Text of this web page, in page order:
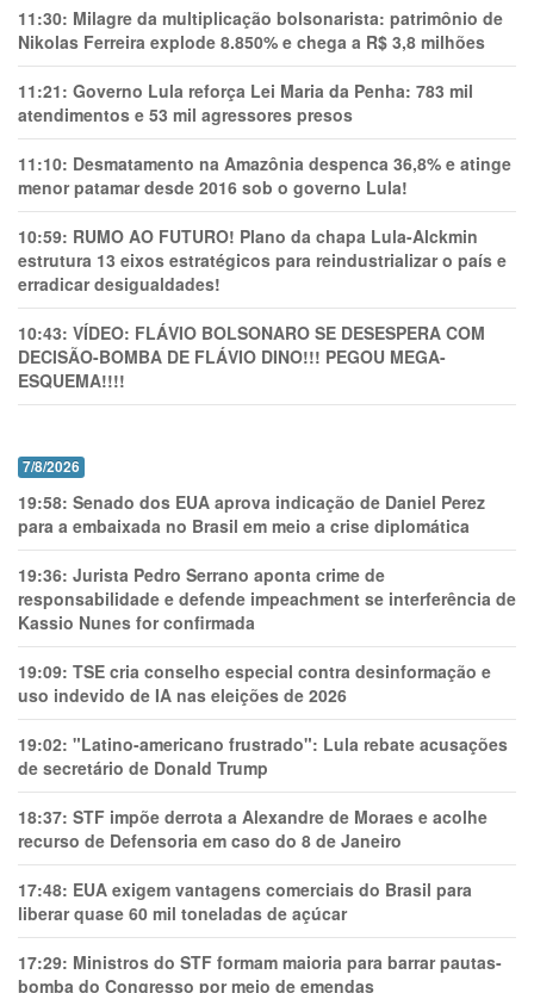
11:30: Milagre da multiplicação bolsonarista: patrimônio de
Nikolas Ferreira explode 8.850% e chega a R$ 3,8 milhões
11:21: Governo Lula reforça Lei Maria da Penha: 783 mil
atendimentos e 53 mil agressores presos
11:10: Desmatamento na Amazônia despenca 36,8% e atinge
menor patamar desde 2016 sob o governo Lula!
10:59: RUMO AO FUTURO! Plano da chapa Lula-Alckmin
estrutura 13 eixos estratégicos para reindustrializar o país e
erradicar desigualdades!
10:43: VÍDEO: FLÁVIO BOLSONARO SE DESESPERA COM
DECISÃO-BOMBA DE FLÁVIO DINO!!! PEGOU MEGA-
ESQUEMA!!!!
7/8/2026
19:58: Senado dos EUA aprova indicação de Daniel Perez
para a embaixada no Brasil em meio a crise diplomática
19:36: Jurista Pedro Serrano aponta crime de
responsabilidade e defende impeachment se interferência de
Kassio Nunes for confirmada
19:09: TSE cria conselho especial contra desinformação e
uso indevido de IA nas eleições de 2026
19:02: "Latino-americano frustrado": Lula rebate acusações
de secretário de Donald Trump
18:37: STF impõe derrota a Alexandre de Moraes e acolhe
recurso de Defensoria em caso do 8 de Janeiro
17:48: EUA exigem vantagens comerciais do Brasil para
liberar quase 60 mil toneladas de açúcar
17:29: Ministros do STF formam maioria para barrar pautas-
bomba do Congresso por meio de emendas